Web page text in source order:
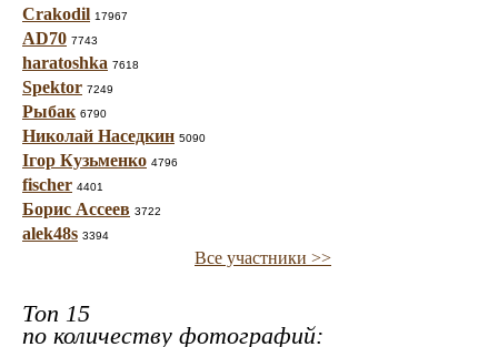
Crakodil 17967
AD70 7743
haratoshka 7618
Spektor 7249
Рыбак 6790
Николай Наседкин 5090
Ігор Кузьменко 4796
fischer 4401
Борис Ассеев 3722
alek48s 3394
Все участники >>
Топ 15
по количеству фотографий: